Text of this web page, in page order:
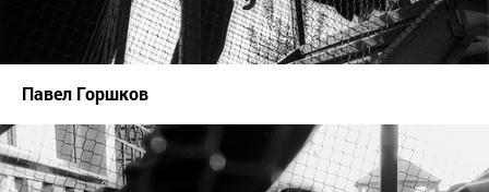
Павел Горшков